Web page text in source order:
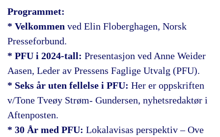
Programmet:
* Velkommen ved Elin Floberghagen, Norsk
Presseforbund.
* PFU i 2024-tall: Presentasjon ved Anne Weider
Aasen, Leder av Pressens Faglige Utvalg (PFU).
* Seks år uten fellelse i PFU: Her er oppskriften
v/Tone Tveøy Strøm- Gundersen, nyhetsredaktør i
Aftenposten.
* 30 År med PFU: Lokalavisas perspektiv – Ove